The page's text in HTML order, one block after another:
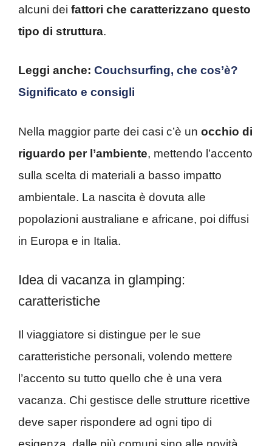
alcuni dei fattori che caratterizzano questo
tipo di struttura.
Leggi anche: Couchsurfing, che cos’è?
Significato e consigli
Nella maggior parte dei casi c’è un occhio di
riguardo per l’ambiente, mettendo l’accento
sulla scelta di materiali a basso impatto
ambientale. La nascita è dovuta alle
popolazioni australiane e africane, poi diffusi
in Europa e in Italia.
Idea di vacanza in glamping:
caratteristiche
Il viaggiatore si distingue per le sue
caratteristiche personali, volendo mettere
l’accento su tutto quello che è una vera
vacanza. Chi gestisce delle strutture ricettive
deve saper rispondere ad ogni tipo di